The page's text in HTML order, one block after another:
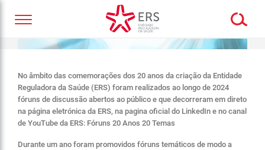
No âmbito das comemorações dos 20 anos da criação da Entidade
Reguladora da Saúde (ERS) foram realizados ao longo de 2024
fóruns de discussão abertos ao público e que decorreram em direto
na página eletrónica da ERS, na pagina oficial do LinkedIn e no canal
de YouTube da ERS: Fóruns 20 Anos 20 Temas
Durante um ano foram promovidos fóruns temáticos de modo a